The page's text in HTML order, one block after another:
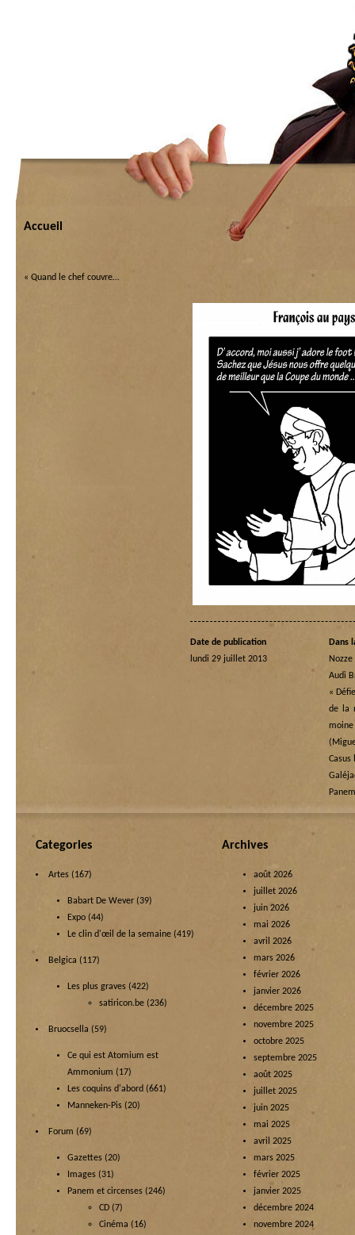
Accueil
« Quand le chef couvre…
Date de publication
lundi 29 juillet 2013
Dans
Audi
«
de la
Categories
Artes (167)
Babart De Wever (39)
Expo (44)
Le clin d'œil de la semaine (419)
Belgica (117)
Les plus graves (422)
satiricon.be (236)
Bruocsella (59)
Ce qui est Atomium est
Ammonium (17)
Les coquins d'abord (661)
Manneken-Pis (20)
Forum (69)
Gazettes (20)
Images (31)
Panem et circenses (246)
CD (7)
Cinéma (16)
Archives
août 2026
juillet 2026
juin 2026
mai 2026
avril 2026
mars 2026
février 2026
janvier 2026
décembre 2025
novembre 2025
octobre 2025
septembre 2025
août 2025
juillet 2025
juin 2025
mai 2025
avril 2025
mars 2025
février 2025
janvier 2025
décembre 2024
novembre 2024